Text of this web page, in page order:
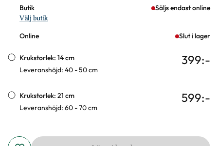
Butik
Säljs endast online
Välj butik
Online Slut i lager
Krukstorlek: 14 cm
Leveranshöjd: 40 - 50 cm
399:-
Krukstorlek: 21 cm
Leveranshöjd: 60 - 70 cm
599:-